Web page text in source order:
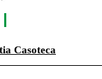
Casoteca